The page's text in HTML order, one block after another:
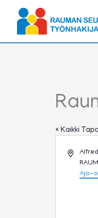
sisältöön
« Kaikki
Osoite
Ajo-